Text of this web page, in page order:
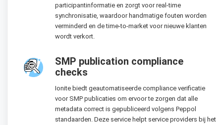
participantinformatie en zorgt voor real-time
synchronisatie, waardoor handmatige fouten worden
verminderd en de time-to-market voor nieuwe klanten
wordt verkort.
SMP publication compliance
checks
Ionite biedt geautomatiseerde compliance verificatie
voor SMP publicaties om ervoor te zorgen dat alle
metadata correct is gepubliceerd volgens Peppol
standaarden. Deze service helpt service providers bij het